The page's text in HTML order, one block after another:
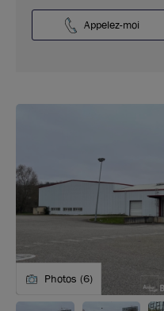
Appelez-moi
Photos (6)